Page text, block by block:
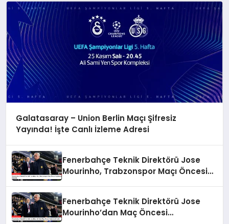
Galatasaray – Union Berlin Maçı Şifresiz
Yayında! İşte Canlı İzleme Adresi
Fenerbahçe Teknik Direktörü Jose
Mourinho, Trabzonspor Maçı Öncesi
Fenerbahçe Teknik Direktörü Jose
Mourinho’dan Maç Öncesi